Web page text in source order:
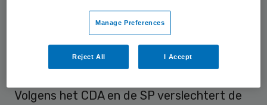
beginnende huisartsen die mogelijk ook de
praktijk zouden willen voortzetten.
Kwaliteit
Volgens het CDA en de SP verslechtert de
Manage Preferences
Reject All I Accept